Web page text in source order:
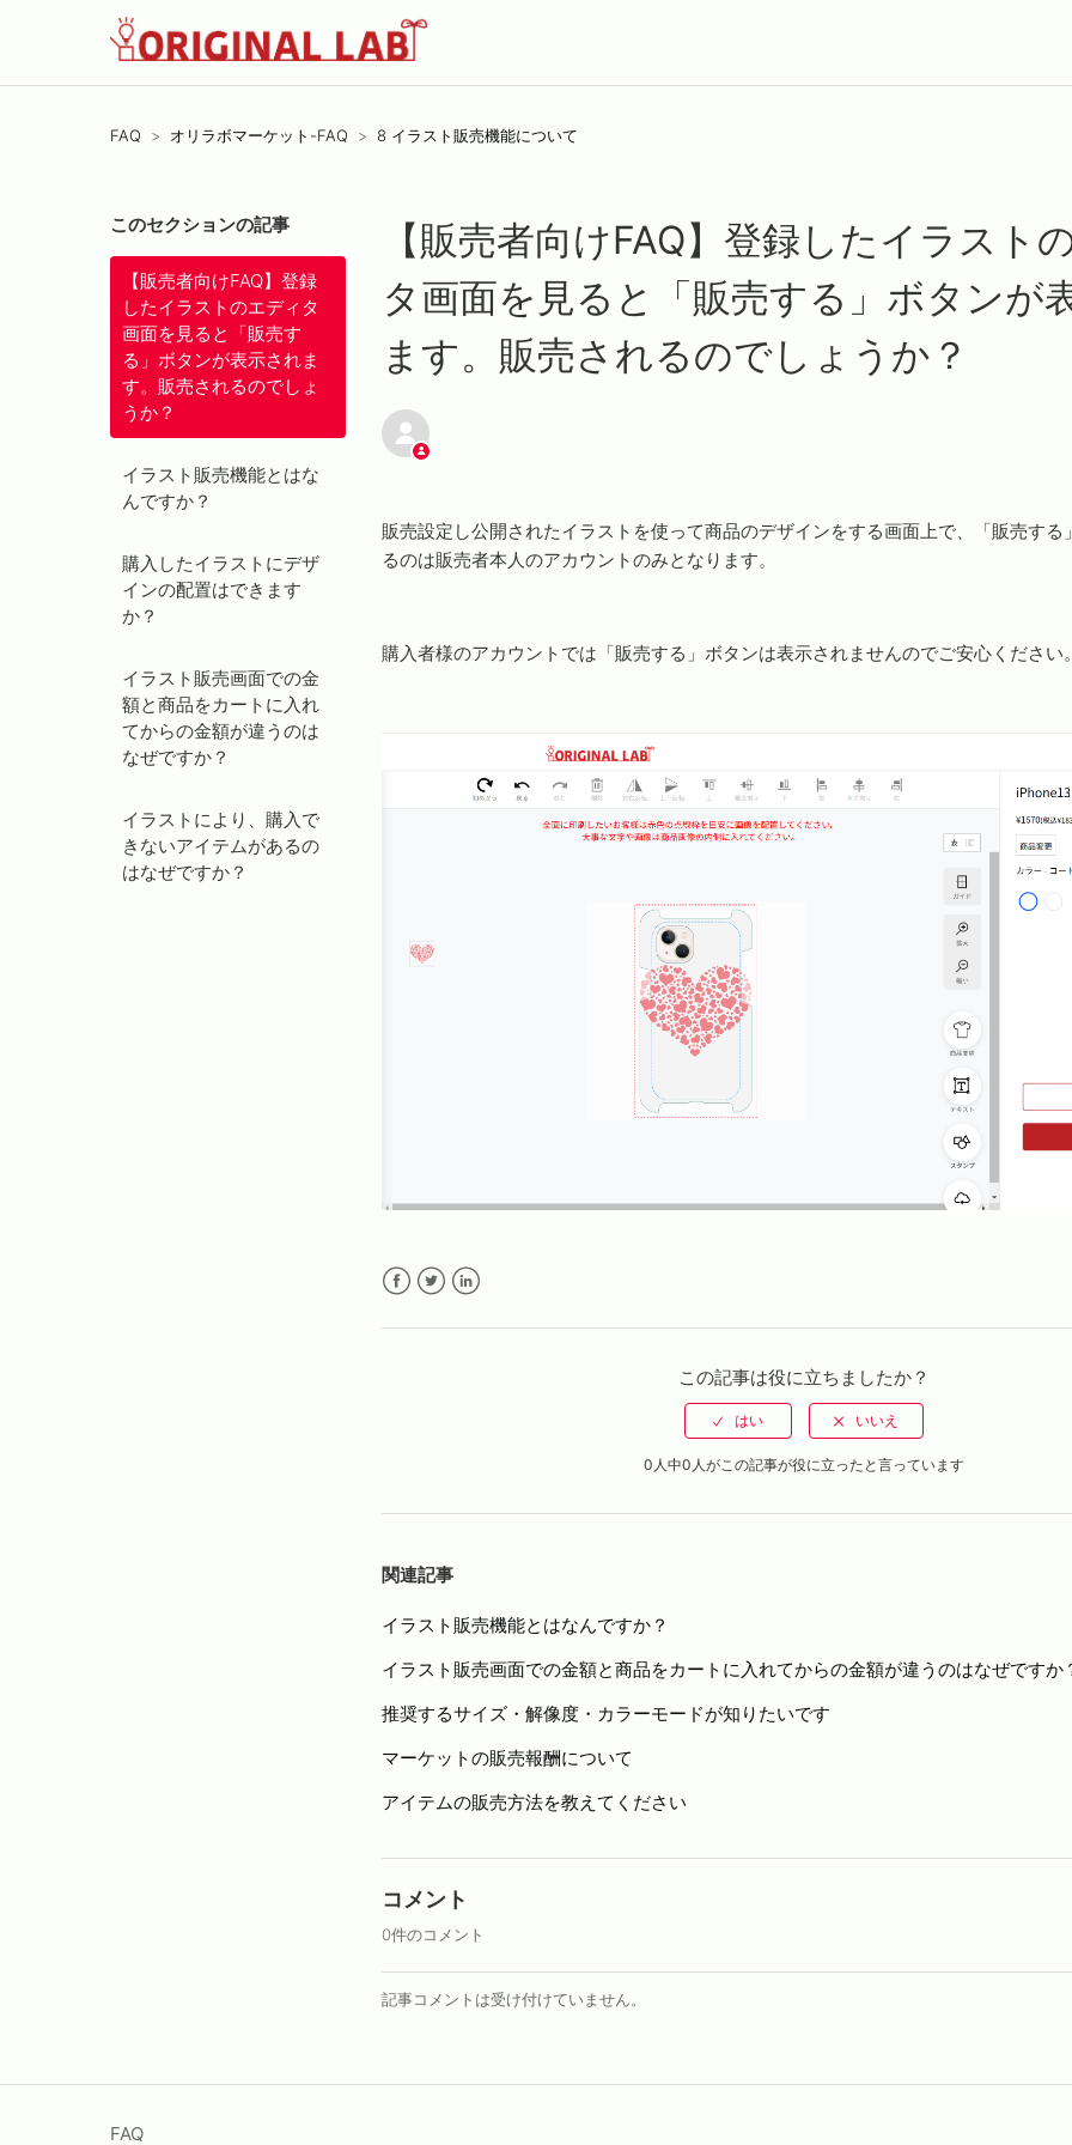
FAQ オリラボマーケット-FAQ 8 イラスト販売機能について
このセクションの記事
【販売者向けFAQ】登録
したイラストのエディタ
画面を見ると「販売す
る」ボタンが表示されま
す。販売されるのでしょ
うか？
イラスト販売機能とはな
んですか？
購入したイラストにデザ
インの配置はできます
か？
イラスト販売画面での金
額と商品をカートに入れ
てからの金額が違うのは
なぜですか？
イラストにより、購入で
きないアイテムがあるの
はなぜですか？
【販売者向けFAQ】登録したイラスト
タ画面を見ると「販売する」ボタンが
ます。販売されるのでしょうか？
販売設定し公開されたイラストを使って商品のデザインをする画面上で、「販売する
るのは販売者本人のアカウントのみとなります。
購入者様のアカウントでは「販売する」ボタンは表示されませんのでご安心ください
この記事は役に立ちましたか？
0人中0人がこの記事が役に立ったと言っています
関連記事
イラスト販売機能とはなんですか？
イラスト販売画面での金額と商品をカートに入れてからの金額が違うのはなぜですか
推奨するサイズ・解像度・カラーモードが知りたいです
マーケットの販売報酬について
アイテムの販売方法を教えてください
コメント
0件のコメント
記事コメントは受け付けていません。
FAQ